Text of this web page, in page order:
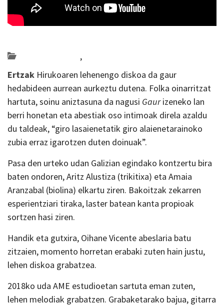
,
Ertzak Hirukoaren lehenengo diskoa da gaur
hedabideen aurrean aurkeztu dutena. Folka oinarritzat
hartuta, soinu aniztasuna da nagusi Gaurizeneko lan
berri honetan eta abestiak oso intimoak direla azaldu
du taldeak, “giro lasaienetatik giro alaienetarainoko
zubia erraz igarotzen duten doinuak”.
Pasa den urteko udan Galizian egindako kontzertu bira
baten ondoren, Aritz Alustiza (trikitixa) eta Amaia
Aranzabal (biolina) elkartu ziren. Bakoitzak zekarren
esperientziari tiraka, laster batean kanta propioak
sortzen hasi ziren.
Handik eta gutxira, Oihane Vicente abeslaria batu
zitzaien, momento horretan erabaki zuten hain justu,
lehen diskoa grabatzea.
2018ko uda AME estudioetan sartuta eman zuten,
lehen melodiak grabatzen. Grabaketarako bajua, gitarra